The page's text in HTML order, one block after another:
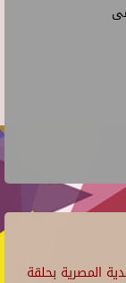
المصرية بحلقة